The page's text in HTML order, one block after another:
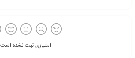
امتیازی ثبت نشده است